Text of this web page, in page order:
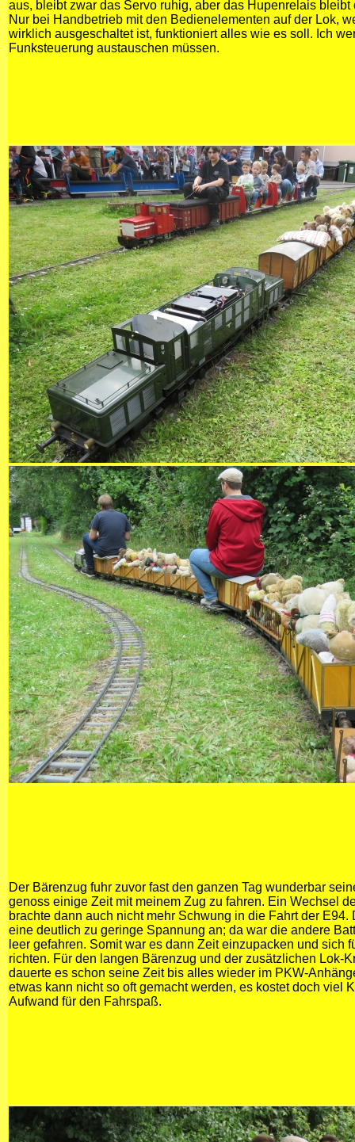
aus, bleibt zwar das Servo ruhig, aber das Hupenrelais bleibt
Nur bei Handbetrieb mit den Bedienelementen auf der Lok,
wirklich ausgeschaltet ist, funktioniert alles wie es soll. Ich
Funksteuerung austauschen müssen.
Der Bärenzug fuhr zuvor fast den ganzen Tag wunderbar
genoss einige Zeit mit meinem Zug zu fahren. Ein Wechsel
brachte dann auch nicht mehr Schwung in die Fahrt der E94.
eine deutlich zu geringe Spannung an; da war die andere
leer gefahren. Somit war es dann Zeit einzupacken und sich
richten. Für den langen Bärenzug und der zusätzlichen Lok-
dauerte es schon seine Zeit bis alles wieder im PKW-
etwas kann nicht so oft gemacht werden, es kostet doch viel
Aufwand für den Fahrspaß.